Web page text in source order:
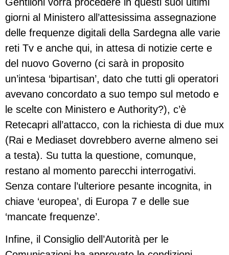
giorni al Ministero all’attesissima assegnazione
delle frequenze digitali della Sardegna alle varie
reti Tv e anche qui, in attesa di notizie certe e
del nuovo Governo (ci sarà in proposito
un’intesa ‘bipartisan’, dato che tutti gli operatori
avevano concordato a suo tempo sul metodo e
le scelte con Ministero e Authority?), c’è
Retecapri all’attacco, con la richiesta di due mux
(Rai e Mediaset dovrebbero averne almeno sei
a testa). Su tutta la questione, comunque,
restano al momento parecchi interrogativi.
Senza contare l’ulteriore pesante incognita, in
chiave ‘europea’, di Europa 7 e delle sue
‘mancate frequenze’.
Infine, il Consiglio dell’Autorità per le